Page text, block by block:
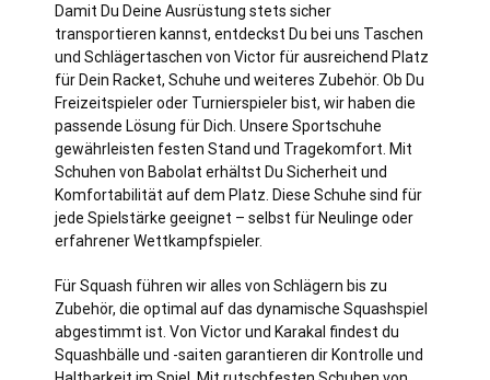
Damit Du Deine Ausrüstung stets sicher
transportieren kannst, entdeckst Du bei uns Taschen
und Schlägertaschen von Victor für ausreichend Platz
für Dein Racket, Schuhe und weiteres Zubehör. Ob Du
Freizeitspieler oder Turnierspieler bist, wir haben die
passende Lösung für Dich. Unsere Sportschuhe
gewährleisten festen Stand und Tragekomfort. Mit
Schuhen von Babolat erhältst Du Sicherheit und
Komfortabilität auf dem Platz. Diese Schuhe sind für
jede Spielstärke geeignet – selbst für Neulinge oder
erfahrener Wettkampfspieler.
Für Squash führen wir alles von Schlägern bis zu
Zubehör, die optimal auf das dynamische Squashspiel
abgestimmt ist. Von Victor und Karakal findest du
Squashbälle und -saiten garantieren dir Kontrolle und